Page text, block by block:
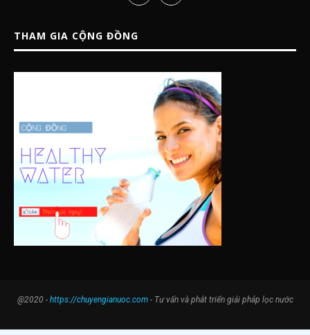
THAM GIA CỘNG ĐỒNG
@2020 - https://chuyengianuoc.com- Tư vấn và phát triển giải pháp lọc nước